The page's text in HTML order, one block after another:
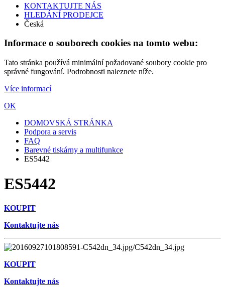
KONTAKTUJTE NÁS
HLEDÁNÍ PRODEJCE
Česká
Informace o souborech cookies na tomto webu:
Tato stránka používá minimální požadované soubory cookie pro
správné fungování. Podrobnosti naleznete níže.
Více informací
OK
DOMOVSKÁ STRÁNKA
Podpora a servis
FAQ
Barevné tiskárny a multifunkce
ES5442
ES5442
KOUPIT
Kontaktujte nás
KOUPIT
Kontaktujte nás